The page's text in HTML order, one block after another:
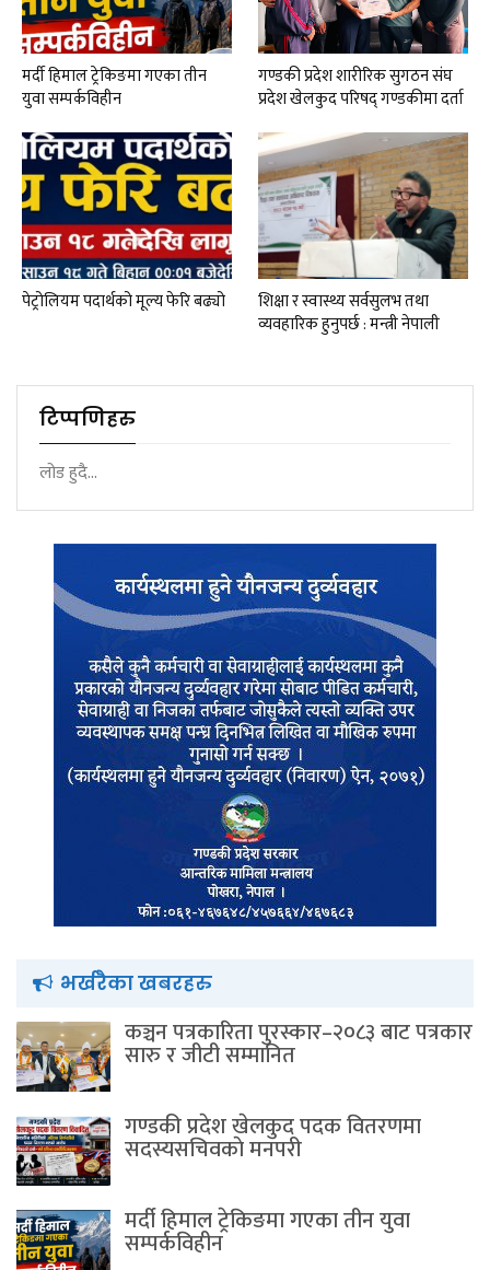
मर्दी हिमाल ट्रेकिङमा गएका तीन
युवा सम्पर्कविहीन
गण्डकी प्रदेश शारीरिक सुगठन संघ
प्रदेश खेलकुद परिषद् गण्डकीमा दर्ता
पेट्रोलियम पदार्थको मूल्य फेरि बढ्यो
शिक्षा र स्वास्थ्य सर्वसुलभ तथा
व्यवहारिक हुनुपर्छ : मन्त्री नेपाली
टिप्पणिहरु
लोड हुदै...
भर्खरैका खबरहरु
कञ्चन पत्रकारिता पुरस्कार–२०८३ बाट पत्रकार
सारु र जीटी सम्मानित
गण्डकी प्रदेश खेलकुद पदक वितरणमा
सदस्यसचिवकाे मनपरी
मर्दी हिमाल ट्रेकिङमा गएका तीन युवा
सम्पर्कविहीन